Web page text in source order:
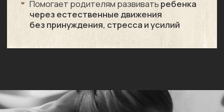
К родам нельзя
подготовиться
на 100%
Достаточно увидеть, как